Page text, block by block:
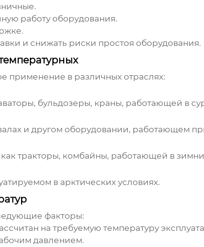
работу оборудования.
и снижать риски простоя оборудования.
применение в различных отраслях:
бульдозеры, краны, работающей в
и другом оборудовании, работающем
как тракторы, комбайны, работающей в
в арктических условиях.
факторы:
на требуемую температуру
давлением.